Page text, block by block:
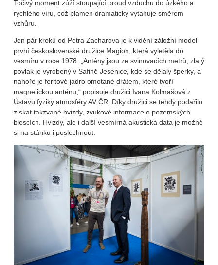
Točivý moment zúží stoupající proud vzduchu do úzkého a
rychlého víru, což plamen dramaticky vytahuje směrem
vzhůru.
Jen pár kroků od Petra Zacharova je k vidění záložní model
první československé družice Magion, která vyletěla do
vesmíru v roce 1978. „Antény jsou ze svinovacích metrů, zlatý
povlak je vyrobený v Safině Jesenice, kde se dělaly šperky, a
nahoře je feritové jádro omotané drátem, které tvoří
magnetickou anténu,“ popisuje družici Ivana Kolmašová z
Ústavu fyziky atmosféry AV ČR. Díky družici se tehdy podařilo
získat takzvané hvizdy, zvukové informace o pozemských
blescích. Hvizdy, ale i další vesmírná akustická data je možné
si na stánku i poslechnout.